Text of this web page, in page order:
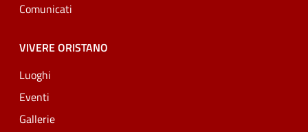
Comunicati
VIVERE ORISTANO
Luoghi
Eventi
Gallerie